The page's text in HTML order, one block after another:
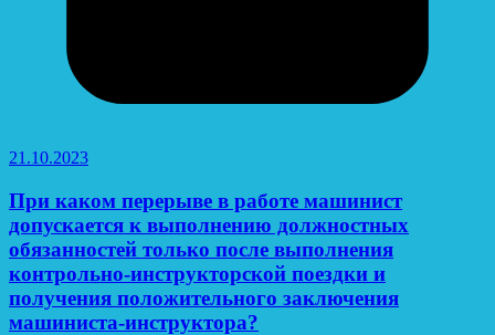
21.10.2023
При каком перерыве в работе машинист
допускается к выполнению должностных
обязанностей только после выполнения
контрольно-инструкторской поездки и
получения положительного заключения
машиниста-инструктора?